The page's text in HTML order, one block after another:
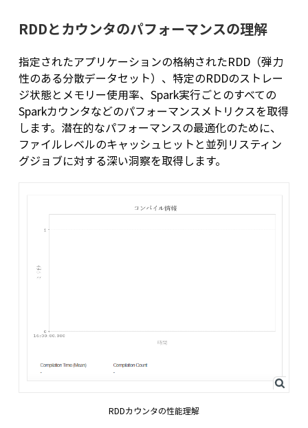
RDDとカウンタのパフォーマンスの理解
指定されたアプリケーションの格納されたRDD（弾力
性のある分散データセット）、特定のRDDのストレー
ジ状態とメモリー使用率、Spark実行ごとのすべての
Sparkカウンタなどのパフォーマンスメトリクスを取得
します。潜在的なパフォーマンスの最適化のために、
ファイルレベルのキャッシュヒットと並列リスティン
グジョブに対する深い洞察を取得します。
RDDカウンタの性能理解